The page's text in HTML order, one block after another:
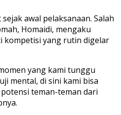
awal pelaksanaan. Salah
Homaidi, mengaku
kompetisi yang rutin digelar
yang kami tunggu
mental, di sini kami bisa
teman-teman dari